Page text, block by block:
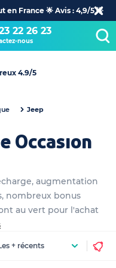
en France 🌟 Avis : 4,9/5 🌟
22 26 23
nous
4.9/5
Jeep
Occasion
augmentation
nombreux bonus
au vert pour l'achat
Découvrez en
voitures électriques
tous nos hOpauto